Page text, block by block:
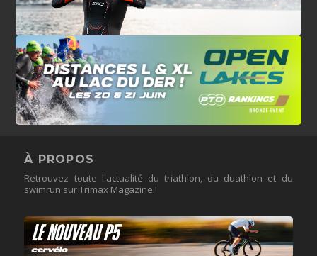
À PROPOS
Retrouvez toute l'actualité du triathlon, du duathlon et du
swimrun sur Trimax Magazine !